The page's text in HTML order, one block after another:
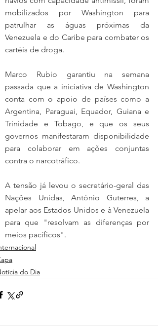
mobilizados por Washington para
patrulhar as águas próximas da
Venezuela e do Caribe para combater os
cartéis de droga.
Marco Rubio garantiu na semana
passada que a iniciativa de Washington
conta com o apoio de países como a
Argentina, Paraguai, Equador, Guiana e
Trinidade e Tobago, e que os seus
governos manifestaram disponibilidade
para colaborar em ações conjuntas
contra o narcotráfico.
A tensão já levou o secretário-geral das
Nações Unidas, António Guterres, a
apelar aos Estados Unidos e à Venezuela
para que "resolvam as diferenças por
meios pacíficos".
do Dia